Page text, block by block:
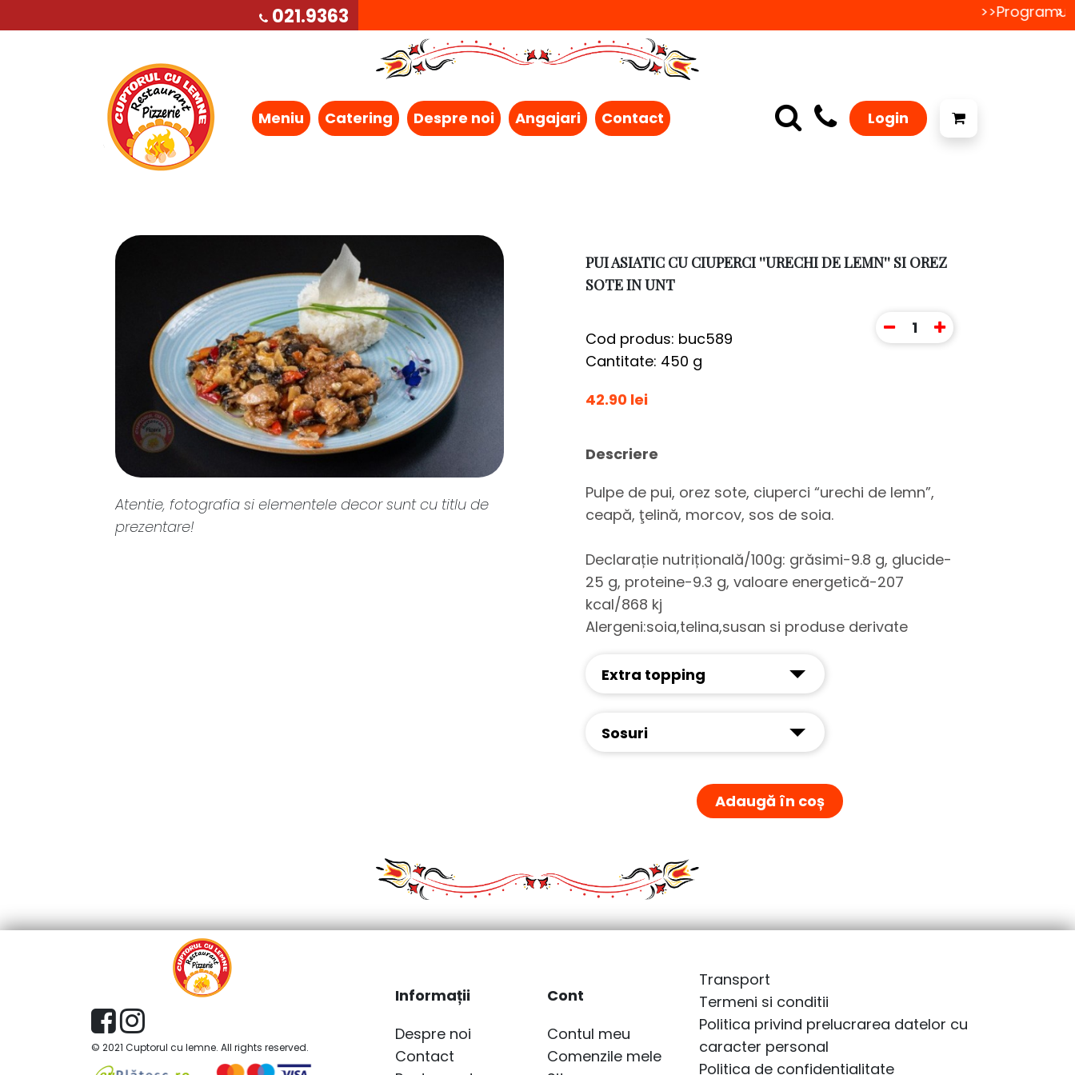
021.9363
Meniu Catering Despre noi Angajari Contact Login
Atentie, fotografia si elementele decor sunt cu titlu de
prezentare!
PUI ASIATIC CU CIUPERCI ''URECHI DE LEMN'' SI OREZ
SOTE IN UNT
Cod produs: buc589
Cantitate: 450 g
42.90 lei
1
Descriere
Pulpe de pui, orez sote, ciuperci “urechi de lemn”,
ceapă, ţelină, morcov, sos de soia.
Declarație nutrițională/100g: grăsimi-9.8 g, glucide-
25 g, proteine-9.3 g, valoare energetică-207
kcal/868 kj
Alergeni:soia,telina,susan si produse derivate
Extra topping
Sosuri
Adaugă în coș
© 2021 Cuptorul cu lemne. All rights reserved.
Informații
Despre noi
Contact
Cont
Contul meu
Comenzile mele
Transport
Termeni si conditii
Politica privind prelucrarea datelor cu
caracter personal
Politica de confidentialitate